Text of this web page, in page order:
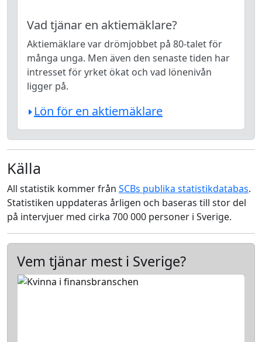
Vad tjänar en aktiemäklare?
Aktiemäklare var drömjobbet på 80-talet för
många unga. Men även den senaste tiden har
intresset för yrket ökat och vad lönenivån
ligger på.
Lön för en aktiemäklare
Källa
All statistik kommer från SCBs publika statistikdatabas.
Statistiken uppdateras årligen och baseras till stor del
på intervjuer med cirka 700 000 personer i Sverige.
Vem tjänar mest i Sverige?